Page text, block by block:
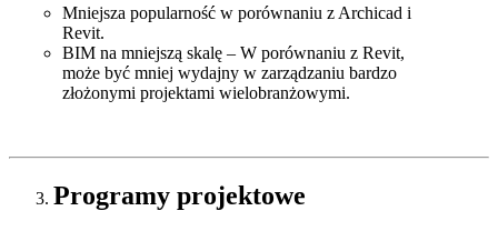
Mniejsza popularność w porównaniu z Archicad i
Revit.
BIM na mniejszą skalę – W porównaniu z Revit,
może być mniej wydajny w zarządzaniu bardzo
złożonymi projektami wielobranżowymi.
Programy projektowe